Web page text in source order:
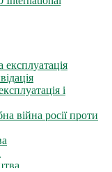
експлуатація
і
війна росії проти